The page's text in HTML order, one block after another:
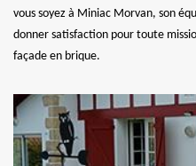
vous soyez à Miniac Morvan, son
donner satisfaction pour toute
façade en brique.